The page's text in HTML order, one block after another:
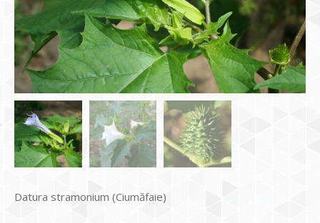
Datura stramonium (Ciumăfaie)